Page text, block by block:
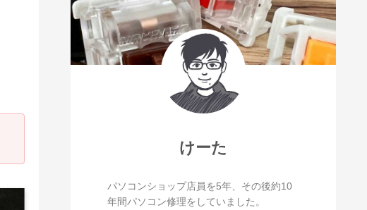
けーた
パソコンショップ店員を5年、その後約10
年間パソコン修理をしていました。